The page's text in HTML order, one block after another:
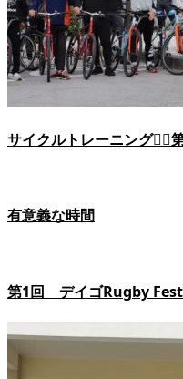
サイクルトレーニング🚴‍♀️
有意義な時間
第1回 デイゴRugby